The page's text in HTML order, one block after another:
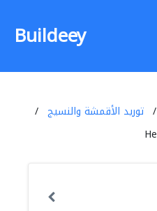
Buildeey
توريد الأقمشة والنسيج